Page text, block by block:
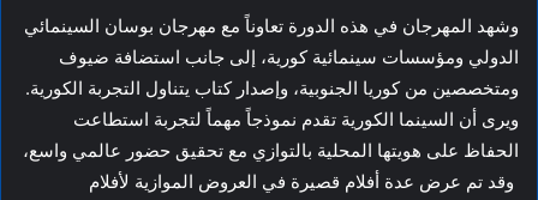
وشهد المهرجان في هذه الدورة تعاوناً مع مهرجان بوسان السينمائي
الدولي ومؤسسات سينمائية كورية، إلى جانب استضافة ضيوف
ومتخصصين من كوريا الجنوبية، وإصدار كتاب يتناول التجربة الكورية.
ويرى أن السينما الكورية تقدم نموذجاً مهماً لتجربة استطاعت
الحفاظ على هويتها المحلية بالتوازي مع تحقيق حضور عالمي واسع،
وقد تم عرض عدة أفلام قصيرة في العروض الموازية لأفلام